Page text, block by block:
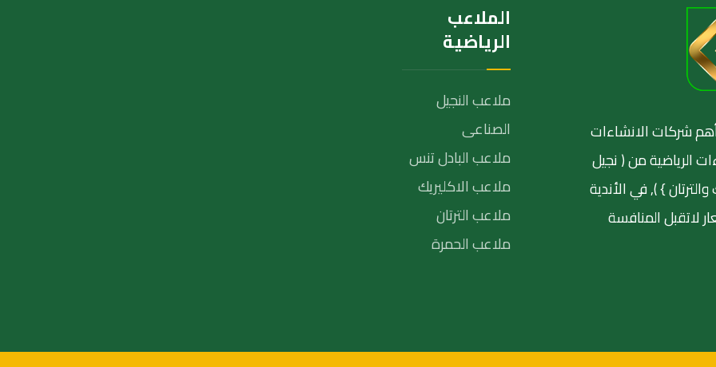
أصبحت من أهم شركات الانشاءات
الرياضية من ( نجيل
} ), في الأندية
لاتقبل المنافسة
الملاعب
الرياضية
ملاعب النجيل
الصناعى
ملاعب البادل تنس
ملاعب الاكليريك
ملاعب الترتان
ملاعب الحمرة